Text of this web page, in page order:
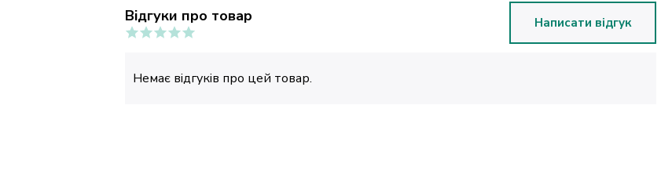
Відгуки про товар Написати відгук
Немає відгуків про цей товар.